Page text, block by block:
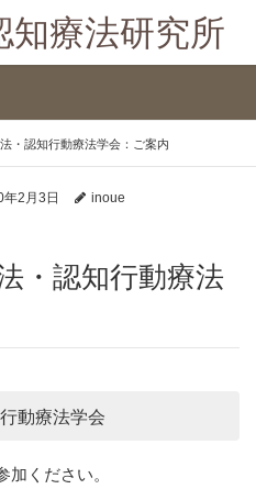
知療法研究所
・認知行動療法学会：ご案内
2月3日 inoue
動療法学会
ください。